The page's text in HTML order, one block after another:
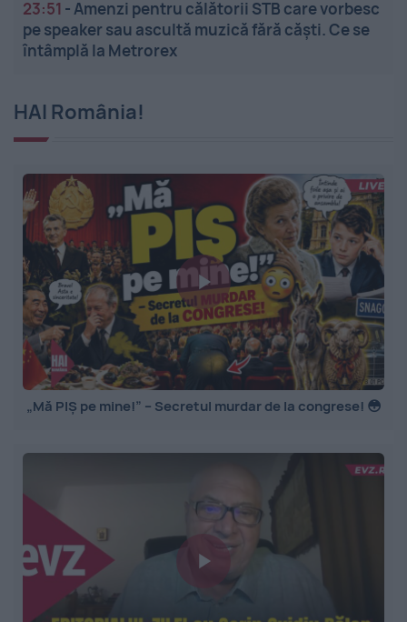
23:51 - Amenzi pentru călătorii STB care vorbesc
pe speaker sau ascultă muzică fără căști. Ce se
întâmplă la Metrorex
HAI România!
„Mă PIȘ pe mine!” – Secretul murdar de la congrese! 😳